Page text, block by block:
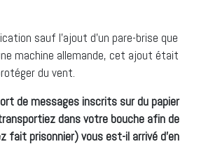
sauf l’ajout d’un pare-brise que
machine allemande, cet ajout était
du vent.
de messages inscrits sur du papier
dans votre bouche afin de
fait prisonnier) vous est-il arrivé d’en